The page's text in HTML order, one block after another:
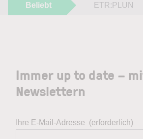
Beliebt ETR:PLUN
Immer up to date –
Newslettern
Ihre E-Mail-Adresse (erforderlich)